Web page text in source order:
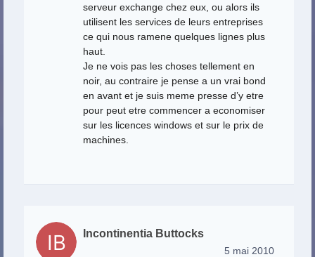
serveur exchange chez eux, ou alors ils
utilisent les services de leurs entreprises
ce qui nous ramene quelques lignes plus
haut.
Je ne vois pas les choses tellement en
noir, au contraire je pense a un vrai bond
en avant et je suis meme presse d’y etre
pour peut etre commencer a economiser
sur les licences windows et sur le prix de
machines.
Incontinentia Buttocks
5 mai 2010